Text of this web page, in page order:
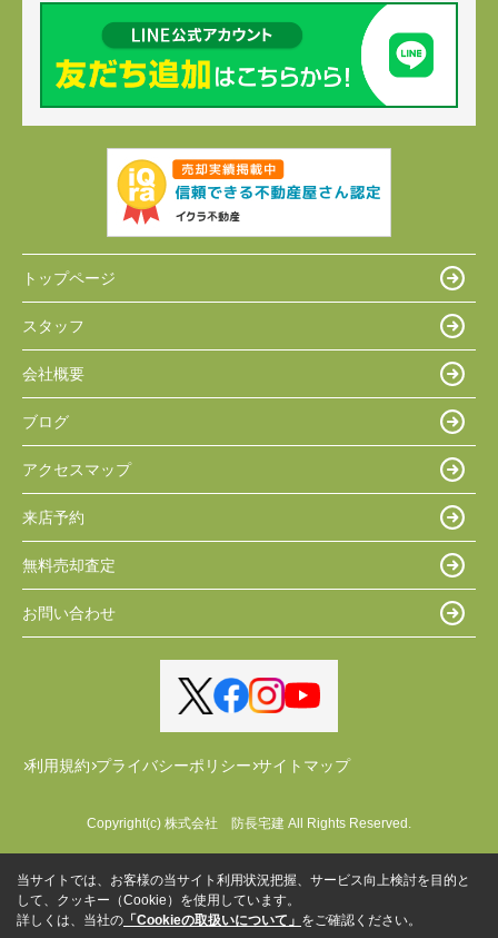
トップページ
スタッフ
会社概要
ブログ
アクセスマップ
来店予約
無料売却査定
お問い合わせ
利用規約 プライバシーポリシー サイトマップ
Copyright(c) 株式会社 防長宅建 All Rights Reserved.
当サイトでは、お客様の当サイト利用状況把握、サービス向上検討を目的と
して、クッキー（Cookie）を使用しています。
詳しくは、当社の 「Cookieの取扱いについて」 をご確認ください。